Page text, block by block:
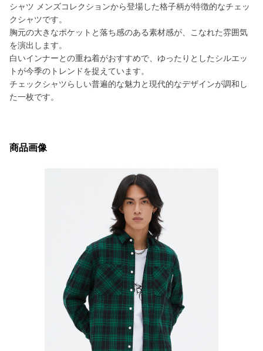
シャツ メンズコレクションから登場した格子柄が特徴的なチェッ
クシャツです。
胸元の大きなポケットと落ち感のある素材感が、こなれた雰囲気
を演出します。
白いインナーとの重ね着がおすすめで、ゆったりとしたシルエッ
トが今季のトレンドを捉えています。
チェックシャツらしい普遍的な魅力と現代的なデザインが調和し
た一枚です。
商品画像